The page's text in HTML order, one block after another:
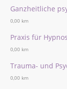
Ganzheitliche
0,00 km
Praxis für
0,00 km
Trauma- und
0,00 km